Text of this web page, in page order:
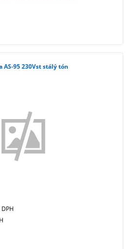
AS-95 230Vst stálý tón
DPH